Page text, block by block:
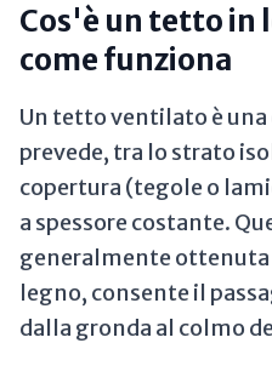
Cos'è un tetto in
come funziona
Un tetto ventilato è
prevede, tra lo strato
copertura (tegole o
a spessore costante.
generalmente
legno, consente il
dalla gronda al colmo